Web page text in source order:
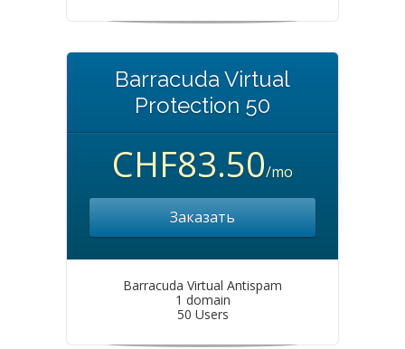
Barracuda Virtual
Protection 50
CHF83.50/mo
Заказать
Barracuda Virtual Antispam
1 domain
50 Users